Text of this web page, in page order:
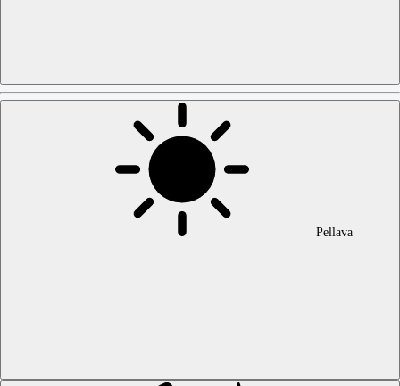
Pellava